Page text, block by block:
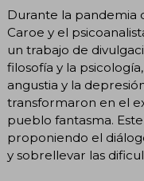
Durante la pandemia
Caroe y el
un trabajo de
filosofía y la
angustia y la
transformaron en el
pueblo fantasma.
proponiendo el
y sobrellevar las